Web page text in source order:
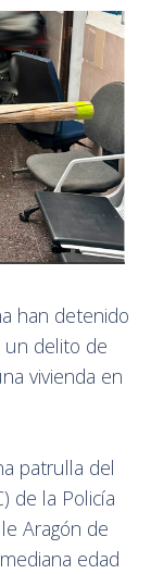
han detenido
delito de
vivienda en
patrulla del
de la Policía
Aragón de
edad